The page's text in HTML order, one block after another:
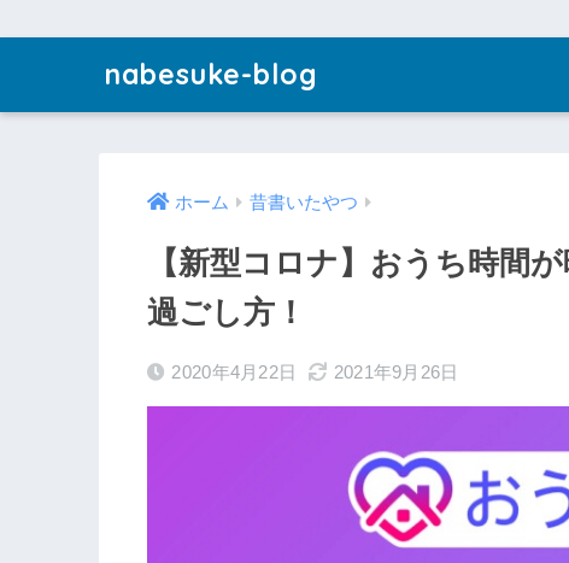
nabesuke-blog
ホーム 昔書いたやつ
【新型コロナ】おうち時間
過ごし方！
2020年4月22日 2021年9月26日